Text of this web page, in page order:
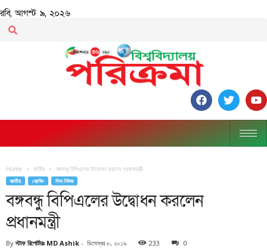
রবি, আগস্ট ৯, ২০২৬
Home জাতীয় বঙ্গবন্ধু বিপিএলের উদ্বোধন করলেন প্রধানমন্ত্রী
জাতীয় ব্রেকিং লিড নিউজ
বঙ্গবন্ধু বিপিএলের উদ্বোধন করলেন
প্রধানমন্ত্রী
By স্টাফ রিপোর্টারঃ MD Ashik - ডিসেম্বর ৮, ২০১৯ 233 0